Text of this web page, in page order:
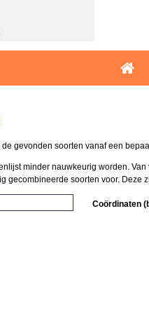
gevonden soorten vanaf een
minder nauwkeurig worden.
gecombineerde soorten voor.
Coördinaten